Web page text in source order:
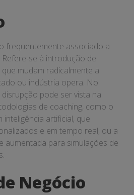
frequentemente associado a
se à introdução de
mudam radicalmente a
ou indústria opera. No
pode ser vista na
de coaching, como o
artificial, que
e em tempo real, ou a
aumentada para simulações de
Negócio